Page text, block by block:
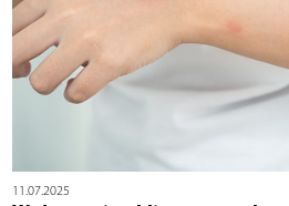
11.07.2025